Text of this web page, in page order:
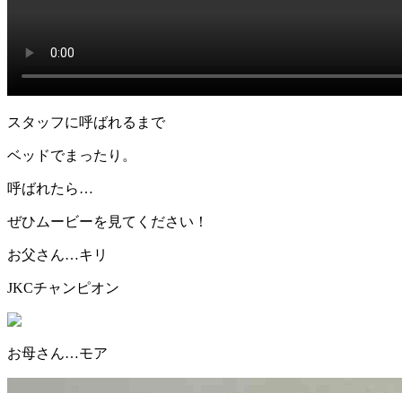
スタッフに呼ばれるまで
ベッドでまったり。
呼ばれたら…
ぜひムービーを見てください！
お父さん…キリ
JKCチャンピオン
お母さん…モア